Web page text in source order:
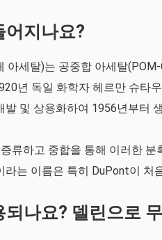
어지나요?
아세탈)는 공중합 아세탈
년 독일 화학자 헤르만 슈타
발 및 상용화하여 1956년부터
류하고 중합을 통해 이러한
라는 이름은 특히 DuPont이 처
나요? 델린으로